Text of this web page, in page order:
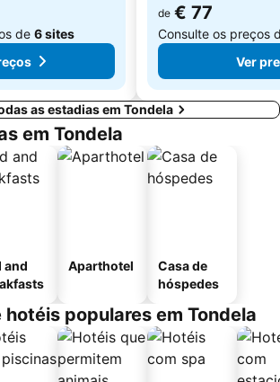
de 6 sites
de € 77
Consulte os preços
Ver
as estadias em Tondela
em Tondela
and
Aparthotel
Casa de
hóspedes
populares em Tondela